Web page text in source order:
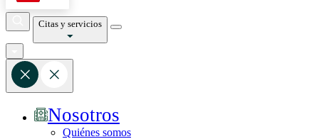
Citas y servicios
Nosotros
Quiénes somos